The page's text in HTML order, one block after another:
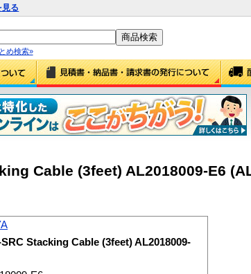
見る
め検索»
Cable (3feet) AL2018009-E6
SRC Stacking Cable (3feet) AL2018009-